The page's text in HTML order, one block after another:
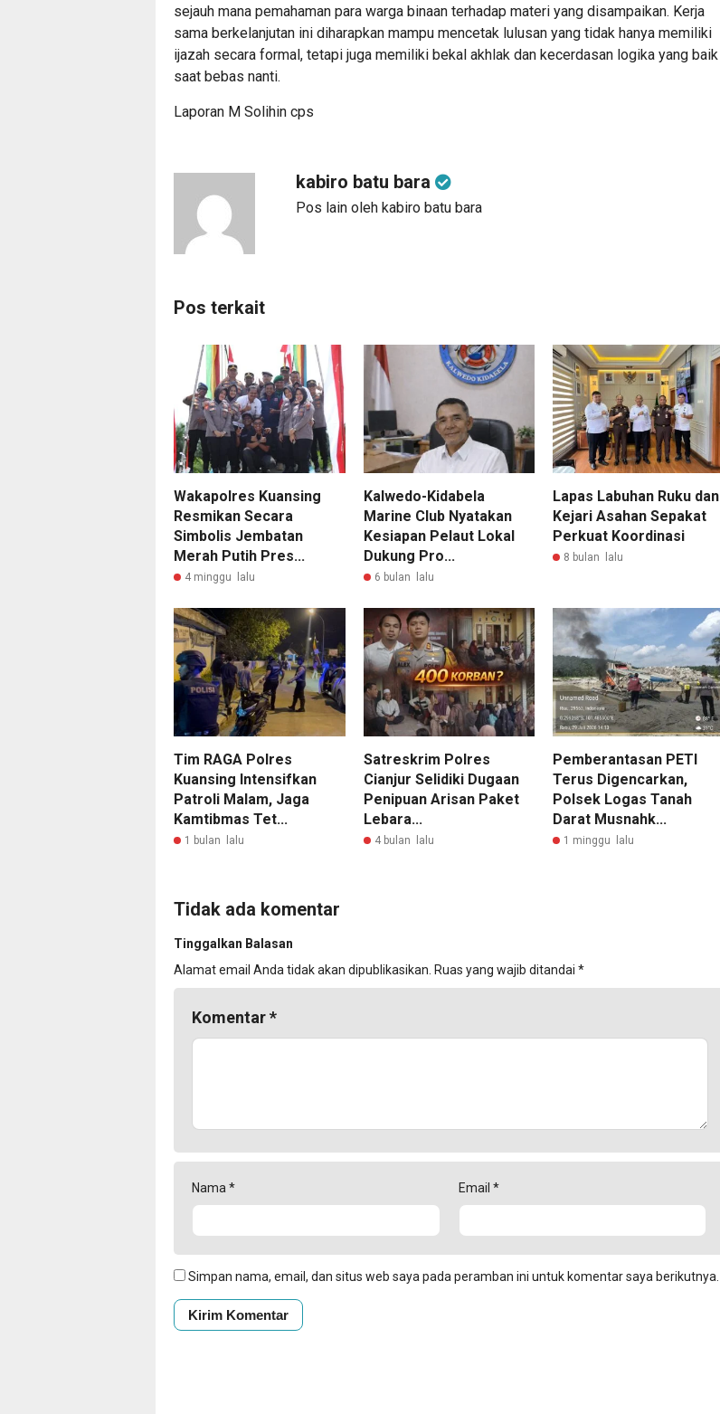
sejauh mana pemahaman para warga binaan terhadap materi yang disampaikan. Kerja
sama berkelanjutan ini diharapkan mampu mencetak lulusan yang tidak hanya memiliki
ijazah secara formal, tetapi juga memiliki bekal akhlak dan kecerdasan logika yang baik
saat bebas nanti.
Laporan M Solihin cps
kabiro batu bara
Pos lain oleh kabiro batu bara
Pos terkait
Wakapolres Kuansing
Resmikan Secara
Simbolis Jembatan
Merah Putih Pres...
4 minggu lalu
Kalwedo-Kidabela
Marine Club Nyatakan
Kesiapan Pelaut Lokal
Dukung Pro...
6 bulan lalu
Lapas Labuhan Ruku dan
Kejari Asahan Sepakat
Perkuat Koordinasi
8 bulan lalu
Tim RAGA Polres
Kuansing Intensifkan
Patroli Malam, Jaga
Kamtibmas Tet...
1 bulan lalu
Satreskrim Polres
Cianjur Selidiki Dugaan
Penipuan Arisan Paket
Lebara...
4 bulan lalu
Pemberantasan PETI
Terus Digencarkan,
Polsek Logas Tanah
Darat Musnahk...
1 minggu lalu
Tidak ada komentar
Tinggalkan Balasan
Alamat email Anda tidak akan dipublikasikan. Ruas yang wajib ditandai *
Komentar*
Nama * Email *
Simpan nama, email, dan situs web saya pada peramban ini untuk komentar saya berikutnya.